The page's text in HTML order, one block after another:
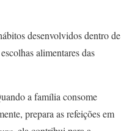
desenvolvidos dentro de
alimentares das
a família consome
prepara as refeições em